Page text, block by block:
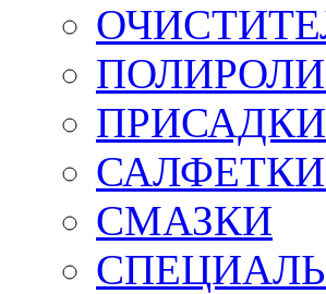
ПРИСАДКИ
СМАЗКИ